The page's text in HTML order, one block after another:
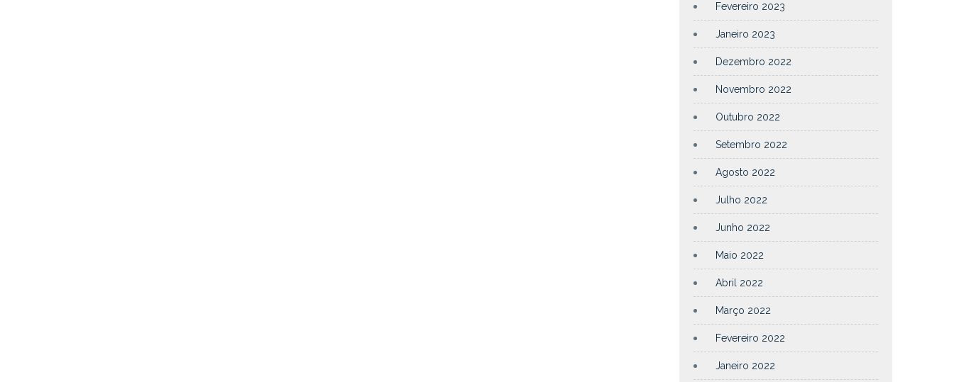
Fevereiro 2023
Janeiro 2023
Dezembro 2022
Novembro 2022
Outubro 2022
Setembro 2022
Agosto 2022
Julho 2022
Junho 2022
Maio 2022
Abril 2022
Março 2022
Fevereiro 2022
Janeiro 2022